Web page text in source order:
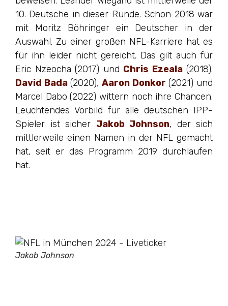
10. Deutsche in dieser Runde. Schon 2018 war
mit Moritz Böhringer ein Deutscher in der
Auswahl. Zu einer großen NFL-Karriere hat es
für ihn leider nicht gereicht. Das gilt auch für
Eric Nzeocha (2017) und Chris Ezeala(2018).
David Bada(2020),Aaron Donkor (2021) und
Marcel Dabo (2022) wittern noch ihre Chancen.
Leuchtendes Vorbild für alle deutschen IPP-
Spieler ist sicher Jakob Johnson, der sich
mittlerweile einen Namen in der NFL gemacht
hat, seit er das Programm 2019 durchlaufen
hat.
Jakob Johnson